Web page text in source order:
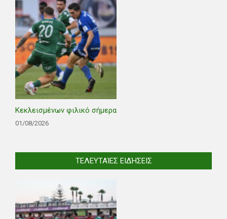
Κεκλεισμένων φιλικό σήμερα
01/08/2026
ΤΕΛΕΥΤΑΊΕΣ ΕΙΔΉΣΕΙΣ